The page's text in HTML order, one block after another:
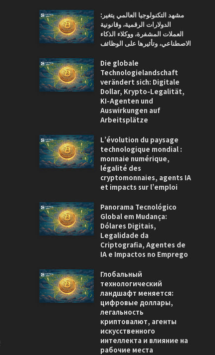
مشهد التكنولوجيا العالمي يتغير:
الدولارات الرقمية، وقانونية
العملات المشفرة، ووكلاء الذكاء
الاصطناعي، وتأثيرها على الوظائف
Die globale
Technologielandschaft
verändert sich: Digitale
Dollar, Krypto-Legalität,
KI-Agenten und
Auswirkungen auf
Arbeitsplätze
L’évolution du paysage
technologique mondial :
monnaie numérique,
légalité des
cryptomonnaies, agents IA
et impacts sur l’emploi
Panorama Tecnológico
Global em Mudança:
Dólares Digitais,
Legalidade da
Criptografia, Agentes de
IA e Impactos no Emprego
Глобальный
технологический
ландшафт меняется:
цифровые доллары,
легальность
криптовалют, агенты
искусственного
интеллекта и влияние на
рабочие места